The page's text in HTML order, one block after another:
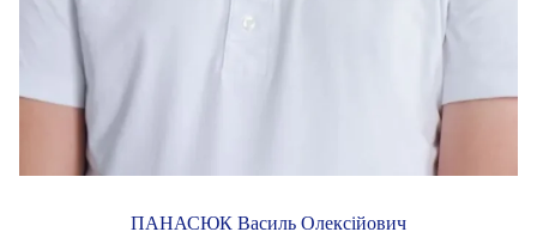
ПАНАСЮК Василь Олексійович